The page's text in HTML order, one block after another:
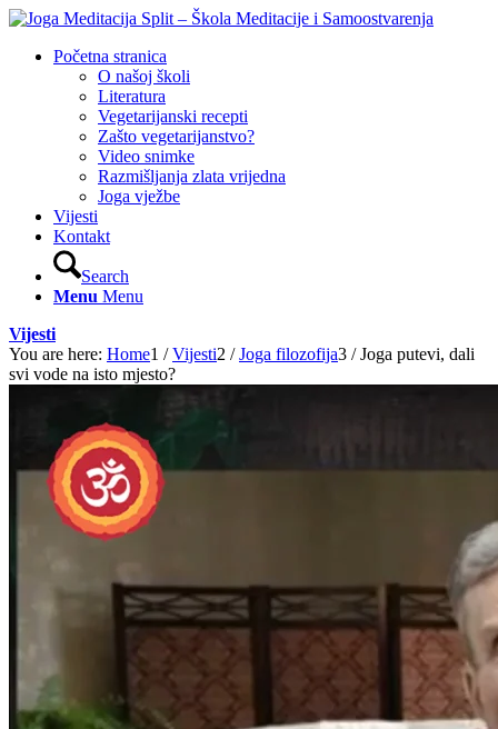
Početna stranica
O našoj školi
Literatura
Vegetarijanski recepti
Zašto vegetarijanstvo?
Video snimke
Razmišljanja zlata vrijedna
Joga vježbe
Vijesti
Kontakt
Search
Menu Menu
Vijesti
You are here: Home1 / Vijesti2 / Joga filozofija3 / Joga putevi, dali
svi vode na isto mjesto?